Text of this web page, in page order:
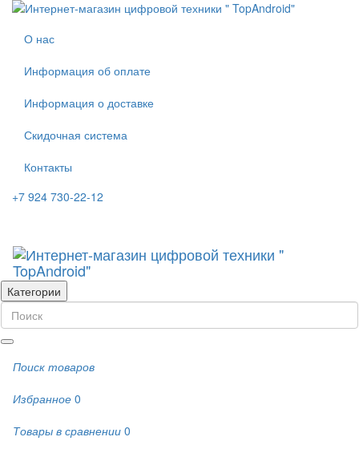
О нас
Информация об оплате
Информация о доставке
Скидочная система
Контакты
+7 924 730-22-12
Категории
Поиск товаров
Избранное 0
Товары в сравнении 0